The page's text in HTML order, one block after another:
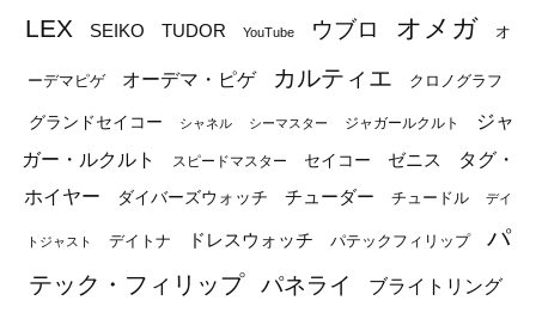
LEX
SEIKO TUDOR YouTube ウブロ オメガ オ
ーデマピゲ オーデマ・ピゲ カルティエ クロノグラフ
グランドセイコー シャネル シーマスター ジャガールクルト
ジャ
ガー・ルクルト
スピードマスター セイコー ゼニス
タグ・
ホイヤー
ダイバーズウォッチ チューダー チュードル デイ
トジャスト デイトナ ドレスウォッチ パテックフィリップ
パ
テック・フィリップ
パネライ ブライトリング